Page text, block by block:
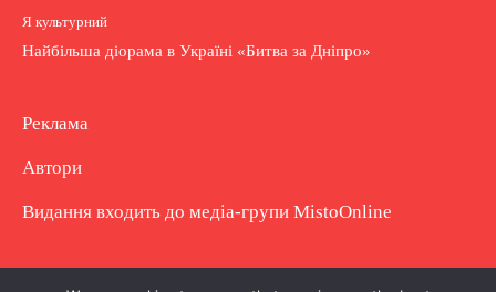
Я культурний
Найбільша діорама в Україні «Битва за Дніпро»
Реклама
Автори
Видання входить до медіа-групи MistoOnline